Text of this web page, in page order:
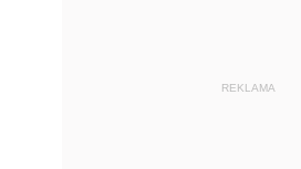
REKLAMA